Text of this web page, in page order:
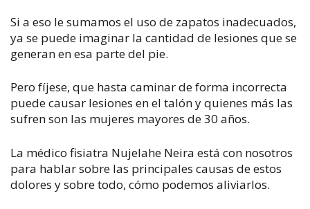
Si a eso le sumamos el uso de zapatos inadecuados,
ya se puede imaginar la cantidad de lesiones que se
generan en esa parte del pie.
Pero fíjese, que hasta caminar de forma incorrecta
puede causar lesiones en el talón y quienes más las
sufren son las mujeres mayores de 30 años.
La médico fisiatra Nujelahe Neira está con nosotros
para hablar sobre las principales causas de estos
dolores y sobre todo, cómo podemos aliviarlos.